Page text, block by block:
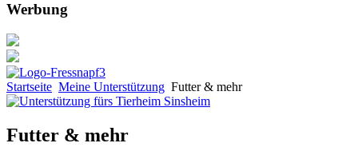
Werbung
Startseite Meine Unterstützung Futter & mehr
Futter & mehr